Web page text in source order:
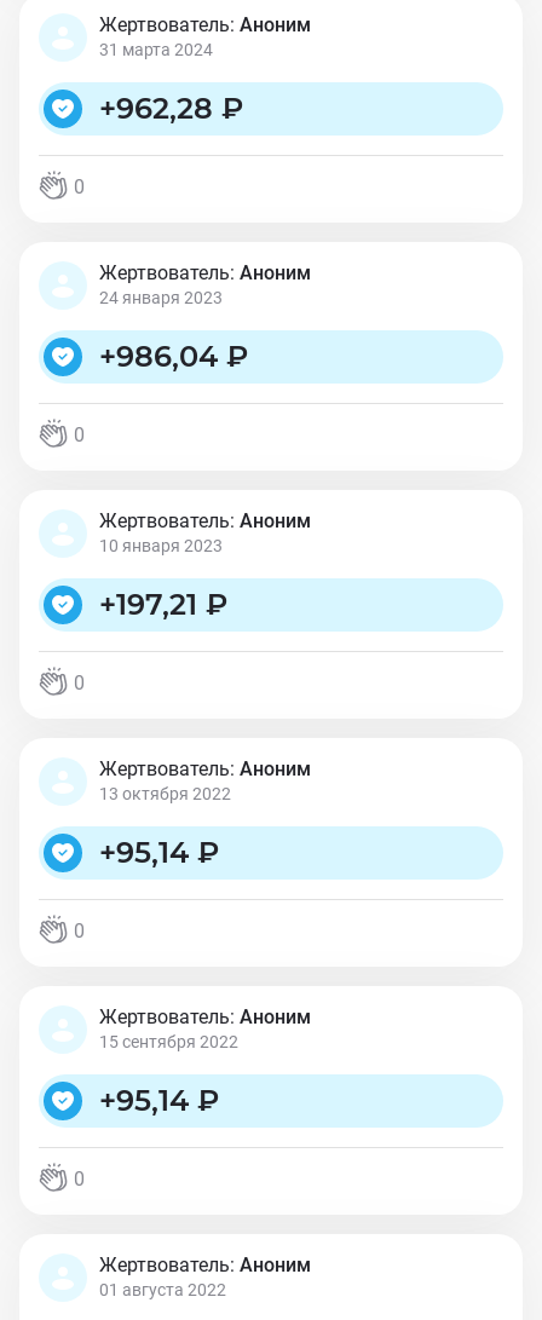
Жертвователь: Аноним
31 марта 2024
+962,28 ₽
0
Жертвователь: Аноним
24 января 2023
+986,04 ₽
0
Жертвователь: Аноним
10 января 2023
+197,21 ₽
0
Жертвователь: Аноним
13 октября 2022
+95,14 ₽
0
Жертвователь: Аноним
15 сентября 2022
+95,14 ₽
0
Жертвователь: Аноним
01 августа 2022